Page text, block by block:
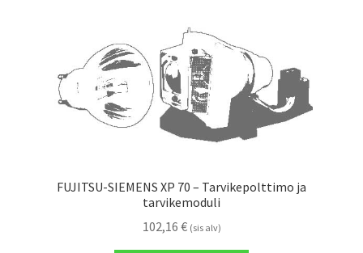
FUJITSU-SIEMENS XP 70 – Tarvikepolttimo ja
tarvikemoduli
102,16 € (sis alv)